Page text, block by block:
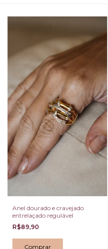
Anel dourado e cravejado
entrelaçado regulável
R$89,90